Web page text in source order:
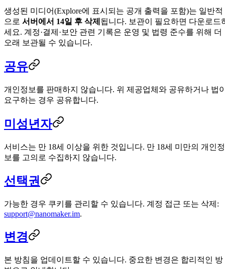
생성된 미디어(Explore에 표시되는 공개 출력을 포함)는 일반적
으로 서버에서 14일 후 삭제 됩니다. 보관이 필요하면 다운로드
세요. 계정·결제·보안 관련 기록은 운영 및 법령 준수를 위해 더
오래 보관될 수 있습니다.
공유
개인정보를 판매하지 않습니다. 위 제공업체와 공유하거나 법
요구하는 경우 공유합니다.
미성년자
서비스는 만 18세 이상을 위한 것입니다. 만 18세 미만의 개인정
보를 고의로 수집하지 않습니다.
선택권
가능한 경우 쿠키를 관리할 수 있습니다. 계정 접근 또는 삭제:
support@nanomaker.im.
변경
본 방침을 업데이트할 수 있습니다. 중요한 변경은 합리적인 방